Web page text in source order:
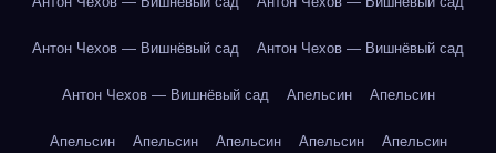
Антон Чехов — Вишнёвый сад Антон Чехов — Вишнёвый сад
Антон Чехов — Вишнёвый сад Апельсин Апельсин
Апельсин Апельсин Апельсин Апельсин Апельсин